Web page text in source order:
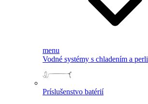
menu
Vodné systémy s chladením a
Príslušenstvo batérií